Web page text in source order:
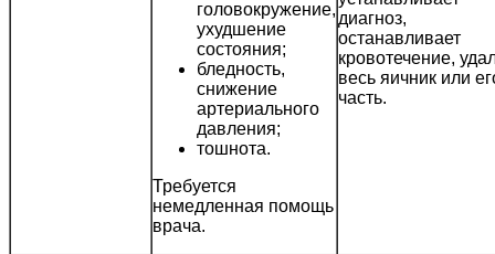
головокружение,
ухудшение
состояния;
бледность,
снижение
артериального
давления;
тошнота.
Требуется
немедленная помощь
врача.
диагноз,
останавливает
кровотечение,
весь яичник или
часть.